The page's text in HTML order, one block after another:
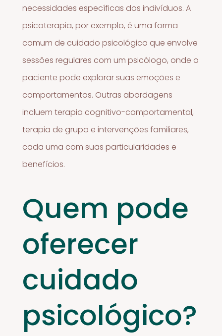
necessidades específicas dos indivíduos. A
psicoterapia, por exemplo, é uma forma
comum de cuidado psicológico que envolve
sessões regulares com um psicólogo, onde o
paciente pode explorar suas emoções e
comportamentos. Outras abordagens
incluem terapia cognitivo-comportamental,
terapia de grupo e intervenções familiares,
cada uma com suas particularidades e
benefícios.
Quem pode
oferecer
cuidado
psicológico?